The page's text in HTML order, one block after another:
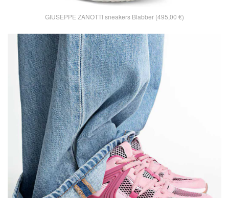
GIUSEPPE ZANOTTI sneakers Blabber (495,00 €)